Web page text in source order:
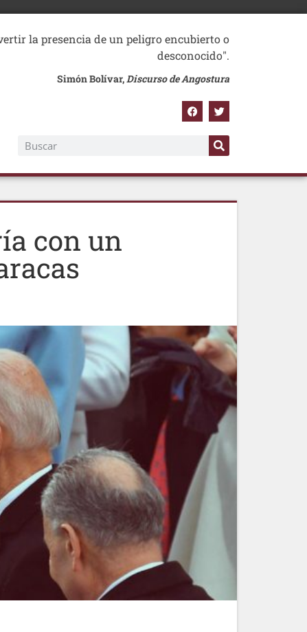
la presencia de un peligro encubierto o
desconocido".
Simón Bolívar,Discurso de Angostura
con un